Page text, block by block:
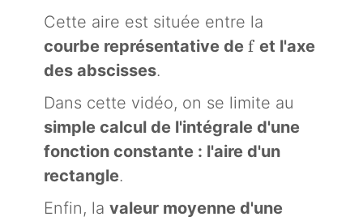
Cette aire est située entre la
courbe représentative de f
f et l'axe
des abscisses.
Dans cette vidéo, on se limite au
simple calcul de l'intégrale d'une
fonction constante : l'aire d'un
rectangle.
Enfin, la valeur moyenne d'une